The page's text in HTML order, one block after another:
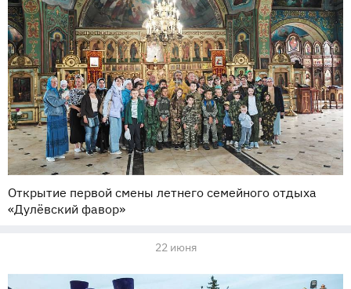
Открытие первой смены летнего семейного отдыха
«Дулёвский фавор»
22 июня